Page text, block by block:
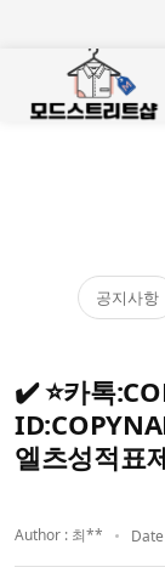
공지사항
✔️ ⭐카톡
엘츠성적표
Author : 최**